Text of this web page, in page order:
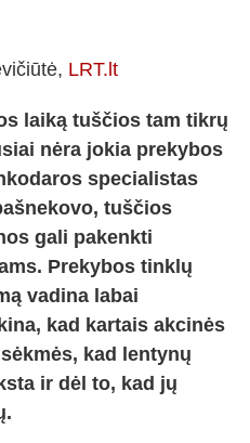
LRT.lt
laiką tuščios tam tikrų
nėra jokia prekybos
specialistas
tuščios
gali pakenkti
Prekybos tinklų
vadina labai
kad kartais akcinės
kad lentynų
ir dėl to, kad jų